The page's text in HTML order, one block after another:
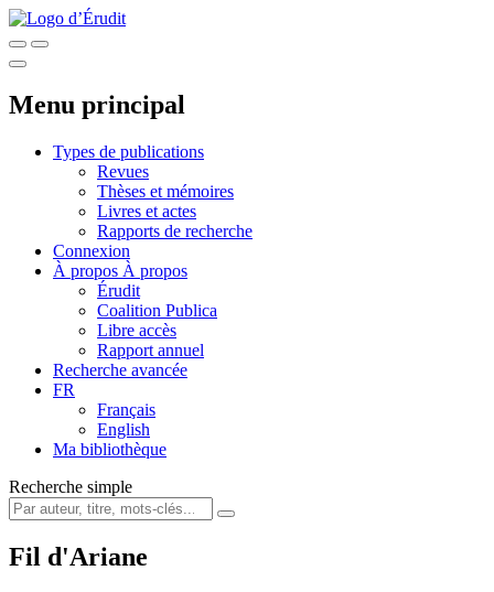
Menu principal
Types de publications
Revues
Thèses et mémoires
Livres et actes
Rapports de recherche
Connexion
À propos À propos
Érudit
Coalition Publica
Libre accès
Rapport annuel
Recherche avancée
FR
Français
English
Ma bibliothèque
Recherche simple
Fil d'Ariane